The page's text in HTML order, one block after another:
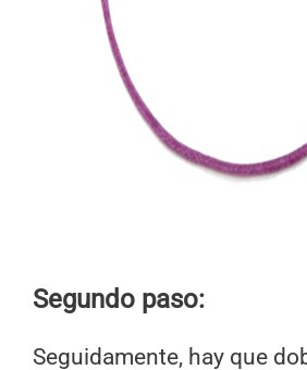
Segundo paso:
Seguidamente, hay que